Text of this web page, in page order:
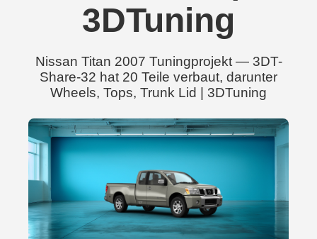
3DTuning
Nissan Titan 2007 Tuningprojekt — 3DT-
Share-32 hat 20 Teile verbaut, darunter
Wheels, Tops, Trunk Lid | 3DTuning